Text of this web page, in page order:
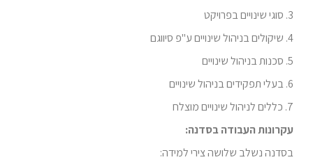
3. סוגי שינויים בפרויקט
4. שיקולים בניהול שינויים ע"פ סיווגם
5. סכנות בניהול שינויים
6. בעלי תפקידים בניהול שינויים
7. כללים לניהול שינויים מוצלח
עקרונות העבודה בסדנה:
בסדנה נשלב שלושה צירי למידה: